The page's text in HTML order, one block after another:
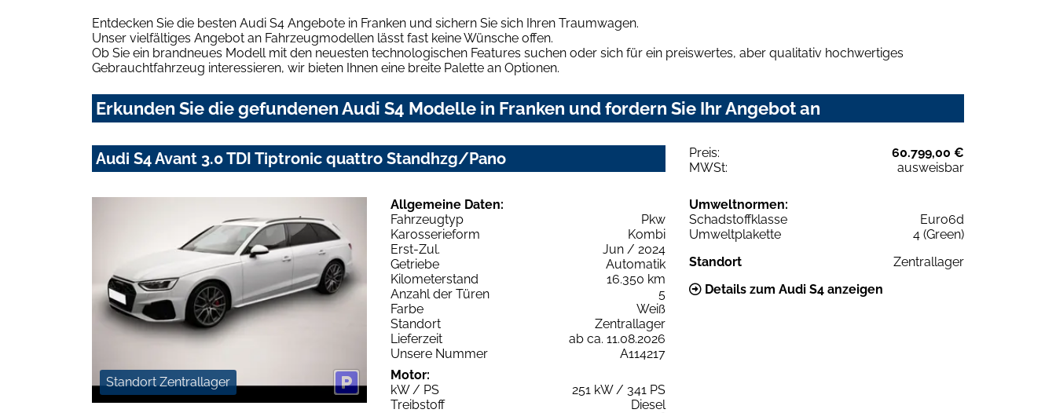
Entdecken Sie die besten Audi S4 Angebote in Franken und sichern Sie sich Ihren Traumwagen.
Unser vielfältiges Angebot an Fahrzeugmodellen lässt fast keine Wünsche offen.
Ob Sie ein brandneues Modell mit den neuesten technologischen Features suchen oder sich für ein preiswertes, aber qualitativ hochwertiges
Gebrauchtfahrzeug interessieren, wir bieten Ihnen eine breite Palette an Optionen.
Erkunden Sie die gefundenen Audi S4 Modelle in Franken und fordern Sie Ihr Angebot an
Audi S4 Avant 3.0 TDI Tiptronic quattro Standhzg/Pano Preis:
60.799,00 €
MWSt:
ausweisbar
Standort Zentrallager
Allgemeine Daten:
Fahrzeugtyp
Pkw
Karosserieform
Kombi
Erst-Zul.
Jun / 2024
Getriebe
Automatik
Kilometerstand
16.350 km
Anzahl der Türen
5
Farbe
Weiß
Standort
Zentrallager
Lieferzeit
ab ca. 11.08.2026
Unsere Nummer
A114217
Motor:
kW / PS
251 kW / 341 PS
Treibstoff
Diesel
Umweltnormen:
Schadstoffklasse
Euro6d
Umweltplakette
4 (Green)
Standort
Zentrallager
Details zum Audi S4 anzeigen